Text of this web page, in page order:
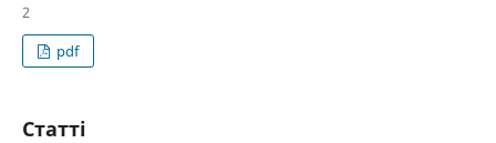
2
pdf
Статті